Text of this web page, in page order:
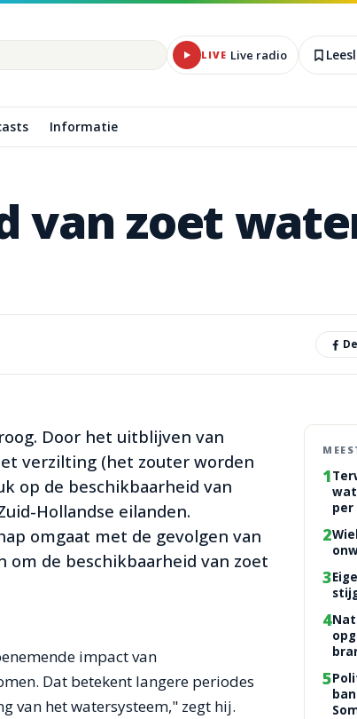
LIVE Live radio
Informatie
van zoet
Door het uitblijven van
verzilting (het zouter worden
op de beschikbaarheid van
Hollandse eilanden.
omgaat met de gevolgen van
de beschikbaarheid van zoet
impact van
Dat betekent langere periodes
van het watersysteem," zegt hij.
1
per
2
3
4
5